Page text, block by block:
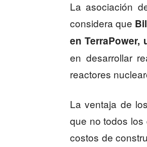
La asociación
considera que
en TerraPower,
en desarrollar
reactores
La ventaja de
que no todos
costos de